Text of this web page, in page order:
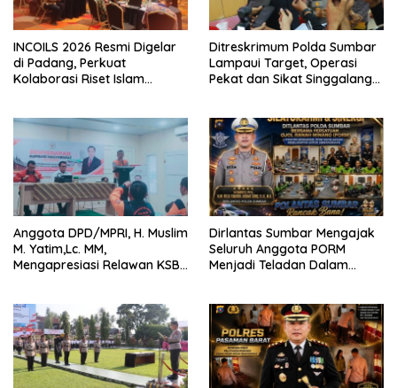
INCOILS 2026 Resmi Digelar
di Padang, Perkuat
Kolaborasi Riset Islam
Ditreskrimum Polda Sumbar
Lampaui Target, Operasi
Pekat dan Sikat Singgalang
Anggota DPD/MPRI, H. Muslim
M. Yatim,Lc. MM,
Mengapresiasi Relawan KSB
Bencana
Dirlantas Sumbar Mengajak
Seluruh Anggota PORM
Menjadi Teladan Dalam
Perlengkapan Keselamatan
Berkendara